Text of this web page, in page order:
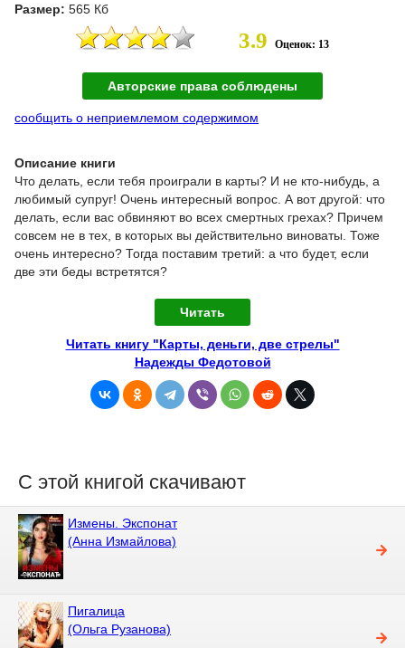
Размер: 565 Кб
3.9 Оценок: 13
Авторские права соблюдены
сообщить о неприемлемом содержимом
Описание книги
Что делать, если тебя проиграли в карты? И не кто-нибудь, а
любимый супруг! Очень интересный вопрос. А вот другой: что
делать, если вас обвиняют во всех смертных грехах? Причем
совсем не в тех, в которых вы действительно виноваты. Тоже
очень интересно? Тогда поставим третий: а что будет, если
две эти беды встретятся?
Читать
Читать книгу "Карты, деньги, две стрелы"
Надежды Федотовой
С этой книгой скачивают
Измены. Экспонат
(Анна Измайлова)
Пигалица
(Ольга Рузанова)